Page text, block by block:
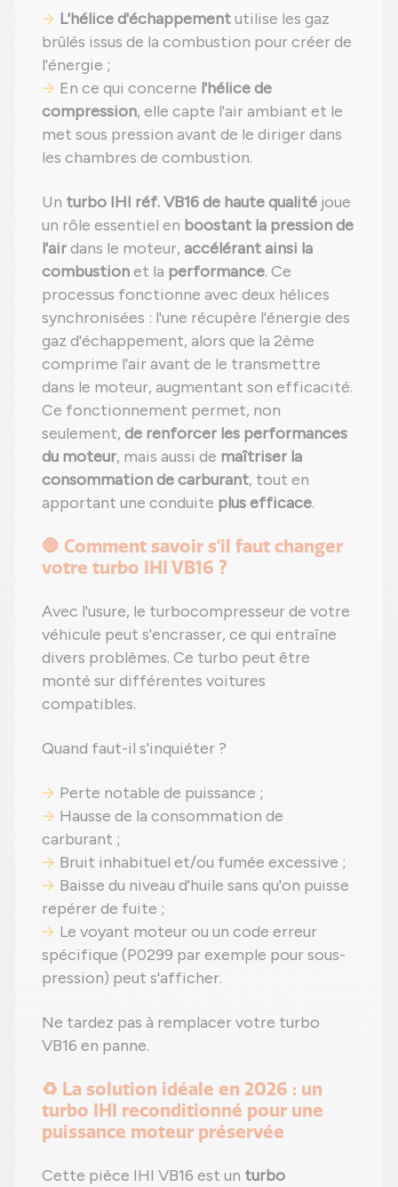
L'hélice d'échappementutilise les gaz
brûlés issus de la combustion pour créer de
l'énergie ;
En ce qui concerne l'hélice de
compression, elle capte l'air ambiant et le
met sous pression avant de le diriger dans
les chambres de combustion.
Un turbo IHI réf. VB16 de haute qualité joue
un rôle essentiel en boostant la pression de
l'airdans le moteur, accélérant ainsi la
combustionet la performance. Ce
processus fonctionne avec deux hélices
synchronisées : l'une récupère l'énergie des
gaz d'échappement, alors que la 2ème
comprime l'air avant de le transmettre
dans le moteur, augmentant son efficacité.
Ce fonctionnement permet, non
seulement, de renforcer les performances
du moteur, mais aussi de maîtriser la
consommation de carburant, tout en
apportant une conduite plus efficace.
🛑 Comment savoir s'il faut changer
votre turbo IHI VB16 ?
Avec l'usure, le turbocompresseur de votre
véhicule peut s'encrasser, ce qui entraîne
divers problèmes. Ce turbo peut être
monté sur différentes voitures
compatibles.
Quand faut-il s'inquiéter ?
Perte notable de puissance ;
Hausse de la consommation de
carburant ;
Bruit inhabituel et/ou fumée excessive ;
Baisse du niveau d'huile sans qu'on puisse
repérer de fuite ;
Le voyant moteur ou un code erreur
spécifique (P0299 par exemple pour sous-
pression) peut s'afficher.
Ne tardez pas à remplacer votre turbo
VB16 en panne.
♻️ La solution idéale en 2026 : un
turbo IHI reconditionné pour une
puissance moteur préservée
Cette pièce IHI VB16 est un turbo